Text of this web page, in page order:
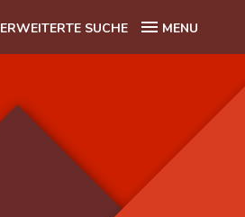
ERWEITERTE SUCHE MENU